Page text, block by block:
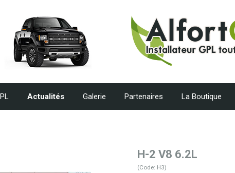
Actualités Galerie Partenaires La Boutique
H-2 V8 6.2L
(Code: H3)